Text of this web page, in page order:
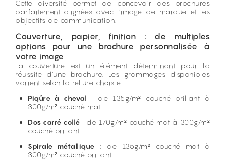
Cette diversité permet de concevoir des brochures
parfaitement alignées avec l’image de marque et les
objectifs de communication.
Couverture, papier, finition : de multiples
options pour une brochure personnalisée à
votre image
La couverture est un élément déterminant pour la
réussite d’une brochure. Les grammages disponibles
varient selon la reliure choisie :
Piqûre à cheval : de 135g/m² couché brillant à
300g/m² couché mat
Dos carré collé : de 170g/m² couché mat à 300g/m²
couché brillant
Spirale métallique : de 135g/m² couché mat à
300g/m² couché brillant